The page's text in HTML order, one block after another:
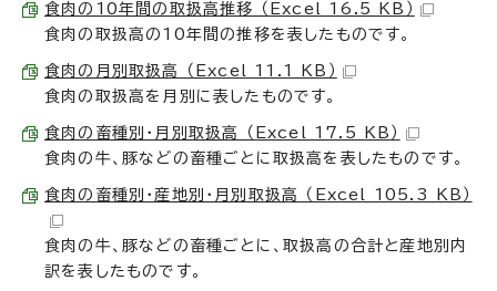
食肉の10年間の取扱高推移 （Excel 16.5 KB）
食肉の取扱高の10年間の推移を表したものです。
食肉の月別取扱高 （Excel 11.1 KB）
食肉の取扱高を月別に表したものです。
食肉の畜種別・月別取扱高 （Excel 17.5 KB）
食肉の牛、豚などの畜種ごとに取扱高を表したものです。
食肉の畜種別・産地別・月別取扱高 （Excel 105.3 KB）
食肉の牛、豚などの畜種ごとに、取扱高の合計と産地別内
訳を表したものです。